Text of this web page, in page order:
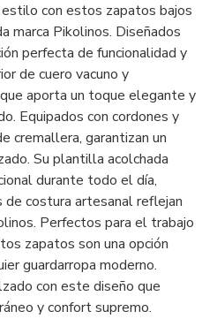
con estos zapatos bajos
marca Pikolinos. Diseñados
perfecta de funcionalidad y
de cuero vacuno y
aporta un toque elegante y
Equipados con cordones y
cremallera, garantizan un
Su plantilla acolchada
durante todo el día,
costura artesanal reflejan
Perfectos para el trabajo
zapatos son una opción
guardarropa moderno.
con este diseño que
y confort supremo.